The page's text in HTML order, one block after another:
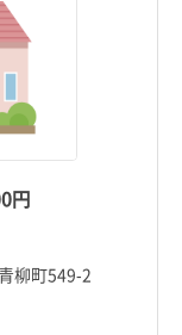
円
柳町549-2